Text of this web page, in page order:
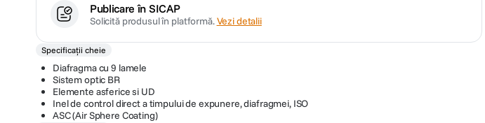
Publicare în SICAP
Solicită produsul în platformă.Vezi detalii
Specificații cheie
Diafragma cu 9 lamele
Sistem optic BR
Elemente asferice si UD
Inel de control direct a timpului de expunere, diafragmei, ISO
ASC (Air Sphere Coating)